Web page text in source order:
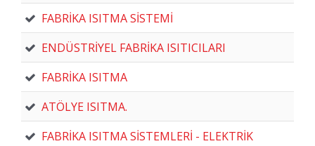
FABRİKA ISITMA SİSTEMİ
ENDÜSTRİYEL FABRİKA ISITICILARI
FABRİKA ISITMA
ATÖLYE ISITMA.
FABRİKA ISITMA SİSTEMLERİ - ELEKTRİK